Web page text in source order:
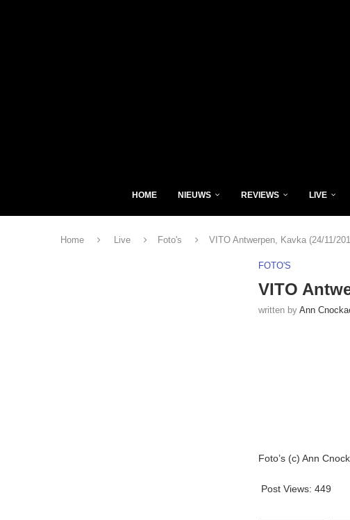
HOME NIEUWS REVIEWS LIVE
Home Live Foto's VITO Antwerpen, Kavka (24/11/
FOTO'S
VITO
written by Ann
Foto’s (c) Ann
Post Views: 449